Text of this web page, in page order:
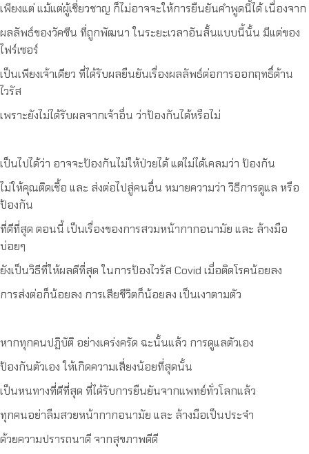
เพียงแต่ แม้แต่ผู้เชี่ยวชาญ ก็ไม่อาจจะให้การยืนยันคำพูดนี้ได้ เนื่องจาก
ผลลัพธ์ของวัคซีน ที่ถูกพัฒนา ในระยะเวลาอันสั้นแบบนี้นั้น มีแต่ของ
ไฟร์เซอร์
เป็นเพียงเจ้าเดียว ที่ได้รับผลยืนยันเรื่องผลลัพธ์ต่อการออกฤทธิ์ต้าน
ไวรัส
เพราะยังไม่ได้รับผลจากเจ้าอื่น ว่าป้องกันได้หรือไม่
เป็นไปได้ว่า อาจจะป้องกันไม่ให้ป่วยได้ แต่ไม่ได้เคลมว่า ป้องกัน
ไม่ให้คุณติดเชื้อ และ ส่งต่อไปสู่คนอื่น หมายความว่า วิธีการดูแล หรือ
ป้องกัน
ที่ดีที่สุด ตอนนี้ เป็นเรื่องของการสวมหน้ากากอนามัย และ ล้างมือ
บ่อยๆ
ยังเป็นวิธีที่ให้ผลดีที่สุด ในการป้องไวรัส Covid เมื่อติดโรคน้อยลง
การส่งต่อก็น้อยลง การเสียชีวิตก็น้อยลง เป็นเงาตามตัว
หากทุกคนปฏิบัติ อย่างเคร่งครัด ฉะนั้นแล้ว การดูแลตัวเอง
ป้องกันตัวเอง ให้เกิดความเสี่ยงน้อยที่สุดนั้น
เป็นหนทางที่ดีที่สุด ที่ได้รับการยืนยันจากแพทย์ทั่วโลกแล้ว
ทุกคนอย่าลืมสวยหน้ากากอนามัย และ ล้างมือเป็นประจำ
ด้วยความปรารถนาดี จากสุขภาพดีดี